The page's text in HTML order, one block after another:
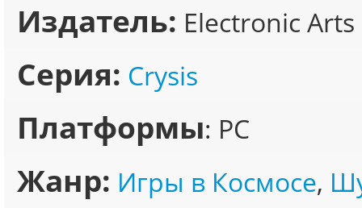
Издатель: Electronic Arts
Серия: Crysis
Платформы: PC
Жанр: Игры в Космосе,